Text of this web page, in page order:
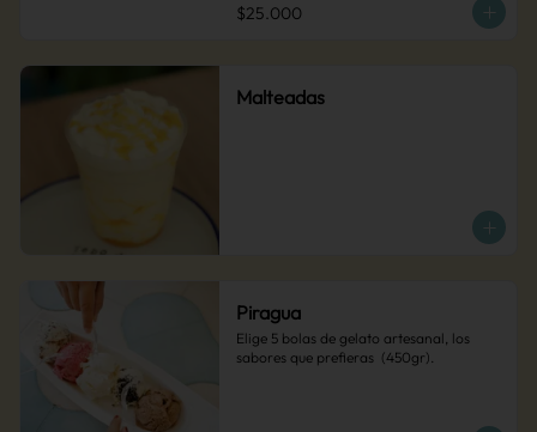
$25.000
Malteadas
Piragua
Elige 5 bolas de gelato artesanal, los
sabores que prefieras  (450gr).